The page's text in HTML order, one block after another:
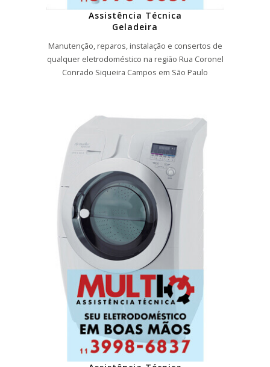
Assistência Técnica
Geladeira
Manutenção, reparos, instalação e consertos de
qualquer eletrodoméstico na região Rua Coronel
Conrado Siqueira Campos em São Paulo